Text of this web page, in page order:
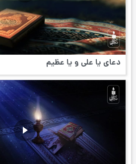
دعای یا علی و یا عظیم